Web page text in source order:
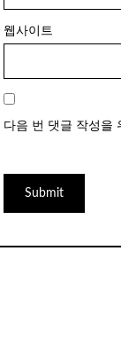
웹사이트
다음 번 댓글 작성을